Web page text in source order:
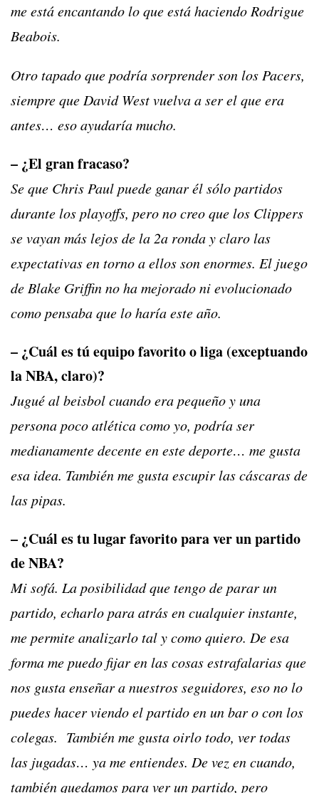
me está encantando lo que está haciendo Rodrigue
Beabois.
Otro tapado que podría sorprender son los Pacers,
siempre que David West vuelva a ser el que era
antes… eso ayudaría mucho.
– ¿El gran fracaso?
Se que Chris Paul puede ganar él sólo partidos
durante los playoffs, pero no creo que los Clippers
se vayan más lejos de la 2a ronda y claro las
expectativas en torno a ellos son enormes. El juego
de Blake Griffin no ha mejorado ni evolucionado
como pensaba que lo haría este año.
– ¿Cuál es tú equipo favorito o liga (exceptuando
la NBA, claro)?
Jugué al beisbol cuando era pequeño y una
persona poco atlética como yo, podría ser
medianamente decente en este deporte… me gusta
esa idea. También me gusta escupir las cáscaras de
las pipas.
– ¿Cuál es tu lugar favorito para ver un partido
de NBA?
Mi sofá. La posibilidad que tengo de parar un
partido, echarlo para atrás en cualquier instante,
me permite analizarlo tal y como quiero. De esa
forma me puedo fijar en las cosas estrafalarias que
nos gusta enseñar a nuestros seguidores, eso no lo
puedes hacer viendo el partido en un bar o con los
colegas. También me gusta oirlo todo, ver todas
las jugadas… ya me entiendes. De vez en cuando,
también quedamos para ver un partido, pero